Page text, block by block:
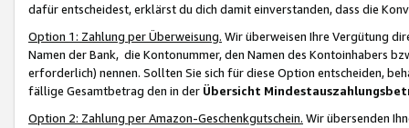
dafür entscheidest, erklärst du dich damit einverstanden, dass die
Option 1: Zahlung per Überweisung. Wir überweisen Ihre Vergütung
Namen der Bank, die Kontonummer, den Namen des Kontoinhabers
erforderlich) nennen. Sollten Sie sich für diese Option entscheiden,
fällige Gesamtbetrag den in der Übersicht
Option 2: Zahlung per Amazon-Geschenkgutschein. Wir übersenden